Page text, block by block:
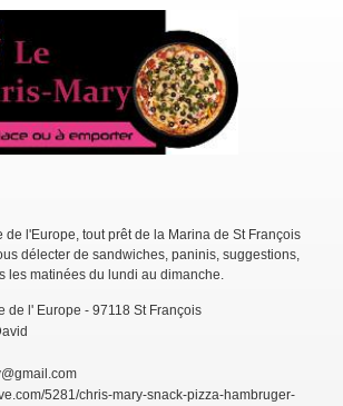
de l'Europe, tout prêt de la Marina de St François
délecter de sandwiches, paninis, suggestions,
les matinées du lundi au dimanche.
de l' Europe - 97118 St François
5281/chris-mary-snack-pizza-hambruger-